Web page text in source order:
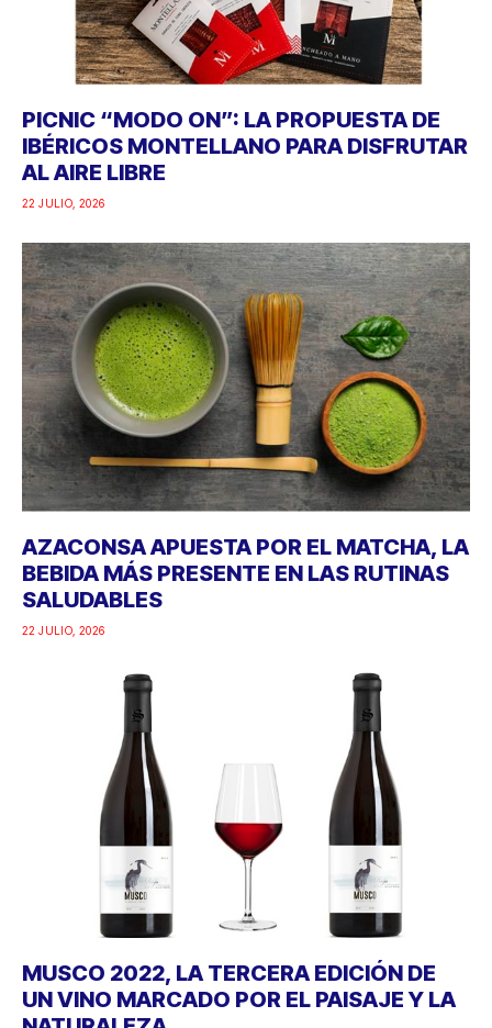
PICNIC “MODO ON”: LA PROPUESTA DE
IBÉRICOS MONTELLANO PARA DISFRUTAR
AL AIRE LIBRE
22 JULIO, 2026
AZACONSA APUESTA POR EL MATCHA, LA
BEBIDA MÁS PRESENTE EN LAS RUTINAS
SALUDABLES
22 JULIO, 2026
MUSCO 2022, LA TERCERA EDICIÓN DE
UN VINO MARCADO POR EL PAISAJE Y LA